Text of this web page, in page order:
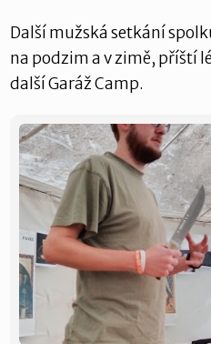
Další mužská setkání
na podzim a v zimě, příští
další Garáž Camp.